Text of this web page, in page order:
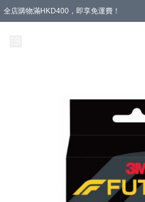
全店購物滿HKD400，即享免運費！